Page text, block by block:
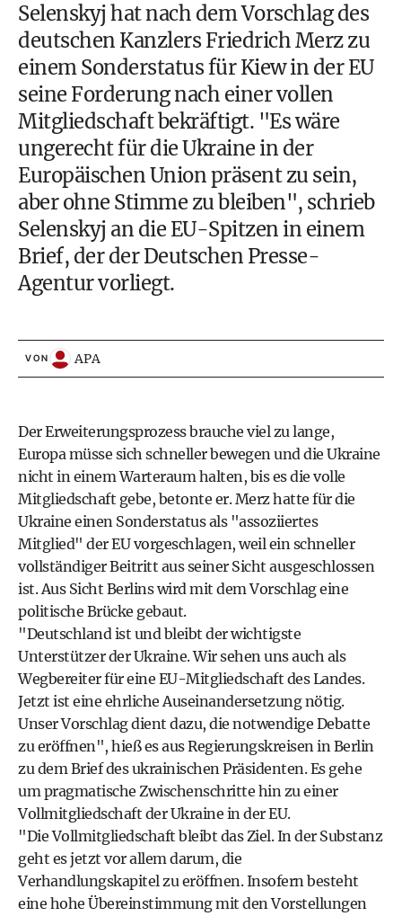
Selenskyj hat nach dem Vorschlag des
deutschen Kanzlers Friedrich Merz zu
einem Sonderstatus für Kiew in der EU
seine Forderung nach einer vollen
Mitgliedschaft bekräftigt. "Es wäre
ungerecht für die Ukraine in der
Europäischen Union präsent zu sein,
aber ohne Stimme zu bleiben", schrieb
Selenskyj an die EU-Spitzen in einem
Brief, der der Deutschen Presse-
Agentur vorliegt.
VON APA
Der Erweiterungsprozess brauche viel zu lange,
Europa müsse sich schneller bewegen und die Ukraine
nicht in einem Warteraum halten, bis es die volle
Mitgliedschaft gebe, betonte er. Merz hatte für die
Ukraine einen Sonderstatus als "assoziiertes
Mitglied" der EU vorgeschlagen, weil ein schneller
vollständiger Beitritt aus seiner Sicht ausgeschlossen
ist. Aus Sicht Berlins wird mit dem Vorschlag eine
politische Brücke gebaut.
"Deutschland ist und bleibt der wichtigste
Unterstützer der Ukraine. Wir sehen uns auch als
Wegbereiter für eine EU-Mitgliedschaft des Landes.
Jetzt ist eine ehrliche Auseinandersetzung nötig.
Unser Vorschlag dient dazu, die notwendige Debatte
zu eröffnen", hieß es aus Regierungskreisen in Berlin
zu dem Brief des ukrainischen Präsidenten. Es gehe
um pragmatische Zwischenschritte hin zu einer
Vollmitgliedschaft der Ukraine in der EU.
"Die Vollmitgliedschaft bleibt das Ziel. In der Substanz
geht es jetzt vor allem darum, die
Verhandlungskapitel zu eröffnen. Insofern besteht
eine hohe Übereinstimmung mit den Vorstellungen